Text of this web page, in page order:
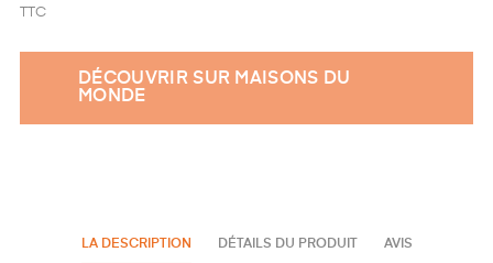
TTC
DÉCOUVRIR SUR MAISONS DU
MONDE
LA DESCRIPTION DÉTAILS DU PRODUIT AVIS